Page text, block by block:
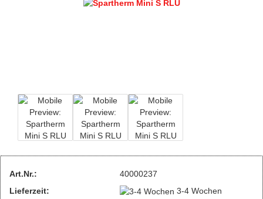
Art.Nr.:
40000237
Lieferzeit:
3-4 Wochen